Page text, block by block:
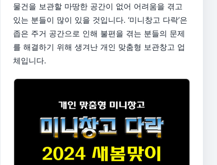
물건을 보관할 마땅한 공간이 없어 어려움을 겪고
있는 분들이 많이 있을 것입니다. ‘미니창고 다락’은
좁은 주거 공간으로 인해 불편을 겪는 분들의 문제
를 해결하기 위해 생겨난 개인 맞춤형 보관창고 업
체입니다.